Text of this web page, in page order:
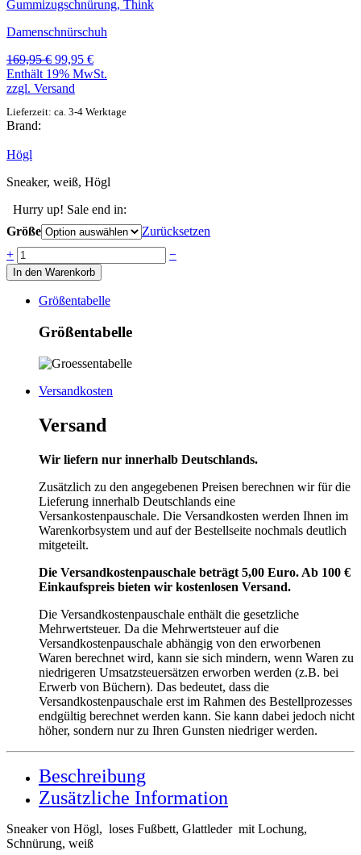
Damenschnürschuh
169,95€ Ursprünglicher
Preis
war:
99,95 €Aktueller
Preis
Enthält 19% MwSt.
zzgl. Versand
Lieferzeit: ca. 3-4 Werktage
Brand:
Högl
Sneaker, weiß, Högl
Hurry up! Sale end in:
Größe
Zurücksetzen
Anzahl
+ −
In den Warenkorb
Größentabelle
Größentabelle
Versandkosten
Versand
Wir liefern nur innerhalb Deutschlands.
Zusätzlich zu den angegebenen Preisen berechnen wir für die
Lieferung innerhalb Deutschlands eine
Versankostenpauschale. Die Versandkosten werden Ihnen im
Warenkorbsystem und auf der Bestellseite nochmals deutlich
mitgeteilt.
Die Versandkostenpauschale beträgt 5,00 Euro. Ab 100 €
Einkaufspreis bieten wir kostenlosen Versand.
Die Versandkostenpauschale enthält die gesetzliche
Mehrwertsteuer. Da die Mehrwertsteuer auf die
Versandkostenpauschale abhängig von den erworbenen
Waren berechnet wird, kann sie sich mindern, wenn Waren zu
niedrigeren Umsatzsteuersätzen erworben werden (z.B. bei
Erwerb von Büchern). Das bedeutet, dass die
Versandkostenpauschale erst im Rahmen des Bestellprozesses
endgültig berechnet werden kann. Sie kann dabei jedoch nicht
höher, sondern nur zu Ihren Gunsten niedriger werden.
Beschreibung
Zusätzliche Information
Sneaker von Högl, loses Fußbett, Glattleder mit Lochung,
Schnürung, weiß